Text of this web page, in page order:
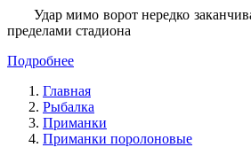
Удар мимо ворот нередко
пределами стадиона
Подробнее
Главная
Рыбалка
Приманки
Приманки поролоновые